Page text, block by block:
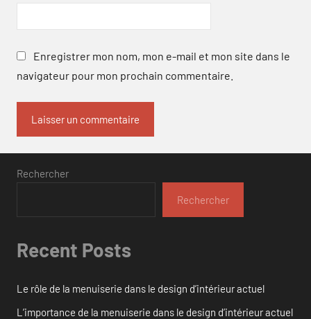
Enregistrer mon nom, mon e-mail et mon site dans le
navigateur pour mon prochain commentaire.
Rechercher
Rechercher
Recent Posts
Le rôle de la menuiserie dans le design d’intérieur actuel
L’importance de la menuiserie dans le design d’intérieur actuel